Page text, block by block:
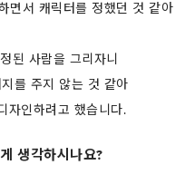
면서 캐릭터를 정했던 것 같아
된 사람을 그리자니
를 주지 않는 것 같아
자인하려고 했습니다.
생각하시나요?